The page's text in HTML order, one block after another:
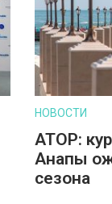
НОВОСТИ
АТОР:
Анапы
сезона